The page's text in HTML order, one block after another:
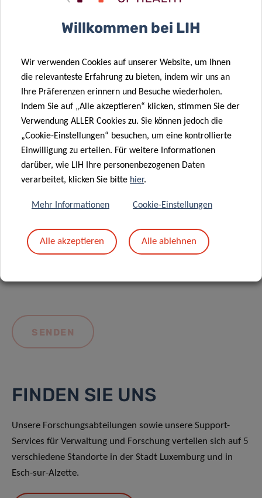
Nachricht
Mit dem Absenden Ihrer Nachricht erklären Sie
sich einverstanden mit
die LIH-
FINDEN SIE UNS
Unsere Forschungsabteilungen sowie unsere Support-
Services für Verwaltung und Forschung verteilen sich auf 5
verschiedene Standorte in der Stadt Luxemburg und in
Esch-sur-Alzette.
Willkommen bei LIH
Wir verwenden Cookies auf unserer Website, um Ihnen
die relevanteste Erfahrung zu bieten, indem wir uns an
Ihre Präferenzen erinnern und Besuche wiederholen.
Indem Sie auf „Alle akzeptieren“ klicken, stimmen Sie der
Verwendung ALLER Cookies zu. Sie können jedoch die
„Cookie-Einstellungen“ besuchen, um eine kontrollierte
Einwilligung zu erteilen. Für weitere Informationen
darüber, wie LIH Ihre personenbezogenen Daten
verarbeitet, klicken Sie bitte hier.
Mehr Informationen Cookie-Einstellungen
Alle akzeptieren Alle ablehnen